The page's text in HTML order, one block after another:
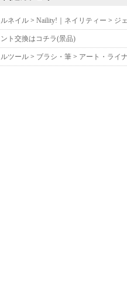
ネイル > Naility!｜ネイリティー > ジ
ト交換はコチラ(景品)
ツール > ブラシ・筆 > アート・ライ